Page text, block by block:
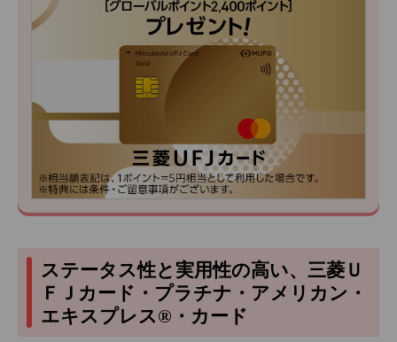
ステータス性と実用性の高い、三菱Ｕ
ＦＪカード・プラチナ・アメリカン・
エキスプレス®・カード